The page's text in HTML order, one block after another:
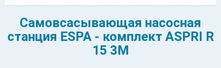
Самовсасывающая насосная
станция ESPA - комплект ASPRI R
15 3М